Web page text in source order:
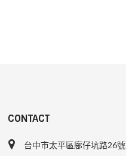
CONTACT
台中市太平區廍仔坑路26號